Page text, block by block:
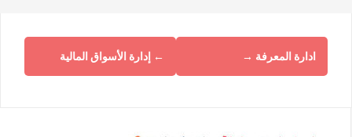
← إدارة الأسواق المالية ادارة المعرفة →